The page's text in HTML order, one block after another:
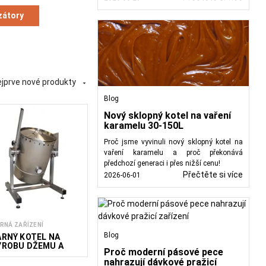
zachovala přirozená
zásah, aby se
hodnoty a pomáhá
průmyslu se
ovocných šťáv,
stabilitu
funkčních vlastností
výroby – od menších
potravin a
nové produkty 
ZAŘÍZENÍ
KOTEL NA
DŽEMU A
Blog
Nový sklopný kotel na vaření
karamelu 30-150L
Proč jsme vyvinuli nový sklopný kotel na
vaření karamelu a proč překonává
předchozí generaci i přes nižší cenu!
2026-06-01
Přečtěte si více
Blog
Proč moderní pásové pece
nahrazují dávkové pražicí